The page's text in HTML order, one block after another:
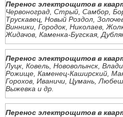
Перенос электрощитов в
Червоноград, Стрый, Самбор,
Трускавец, Новый Роздол,
Винники, Городок, Николаев,
Жидачов, Каменка-Бугская,
Перенос электрощитов в
Луцк, Ковель, Нововолынск,
Рожище, Каменец-Каширский,
Горохов, Иваничи, Цумань,
Выжевка и др.
Перенос электрощитов в